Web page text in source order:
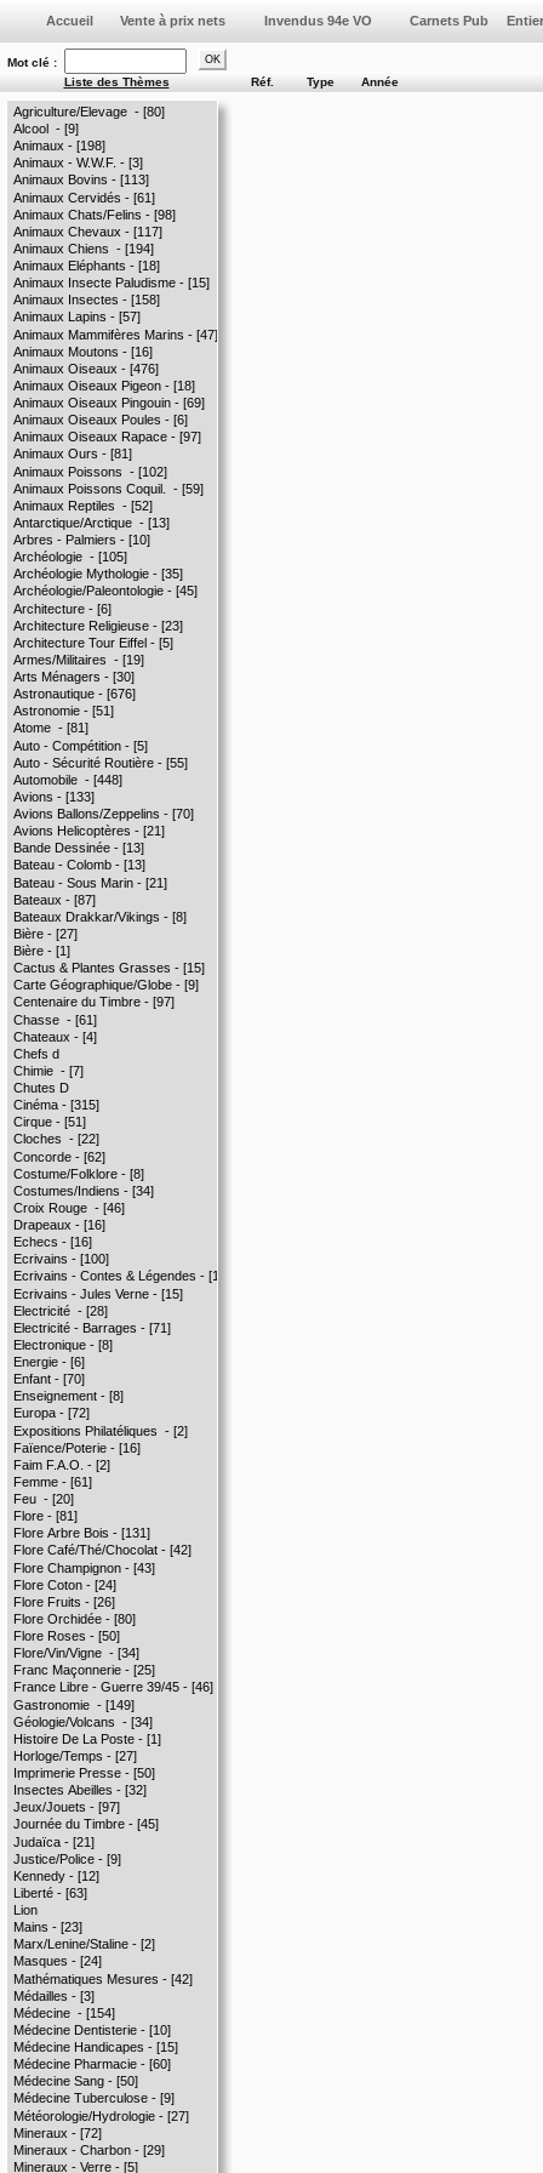
Mot clé :
Vente à prix nets Invendus 94e VO
Liste des Thèmes Réf. Type Année